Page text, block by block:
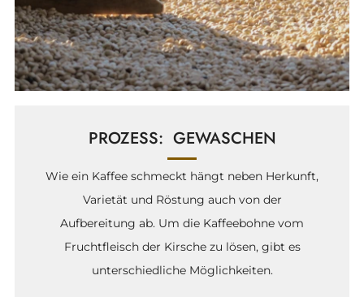
PROZESS: GEWASCHEN
Wie ein Kaffee schmeckt hängt neben Herkunft,
Varietät und Röstung auch von der
Aufbereitung ab. Um die Kaffeebohne vom
Fruchtfleisch der Kirsche zu lösen, gibt es
unterschiedliche Möglichkeiten.